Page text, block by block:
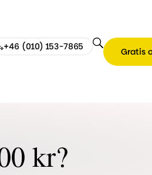
+46 (010) 153-7865 Gratis
kr?